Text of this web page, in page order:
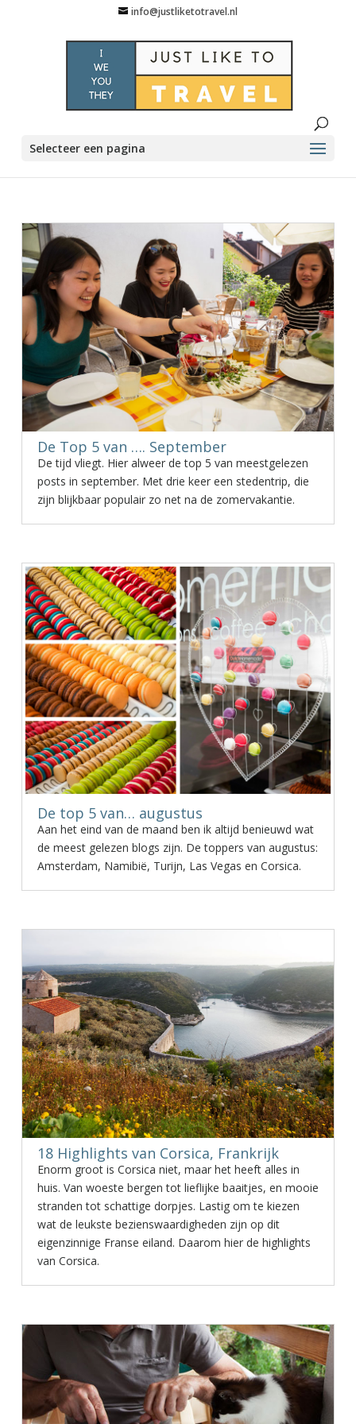
info@justliketotravel.nl
Selecteer een pagina
De Top 5 van …. September
De tijd vliegt. Hier alweer de top 5 van meestgelezen
posts in september. Met drie keer een stedentrip, die
zijn blijkbaar populair zo net na de zomervakantie.
De top 5 van… augustus
Aan het eind van de maand ben ik altijd benieuwd wat
de meest gelezen blogs zijn. De toppers van augustus:
Amsterdam, Namibië, Turijn, Las Vegas en Corsica.
18 Highlights van Corsica, Frankrijk
Enorm groot is Corsica niet, maar het heeft alles in
huis. Van woeste bergen tot lieflijke baaitjes, en mooie
stranden tot schattige dorpjes. Lastig om te kiezen
wat de leukste bezienswaardigheden zijn op dit
eigenzinnige Franse eiland. Daarom hier de highlights
van Corsica.